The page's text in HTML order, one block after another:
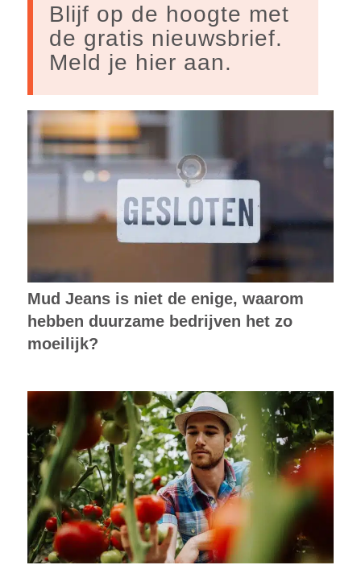
Blijf op de hoogte met
de gratis nieuwsbrief.
Meld je hier aan.
Mud Jeans is niet de enige, waarom
hebben duurzame bedrijven het zo
moeilijk?